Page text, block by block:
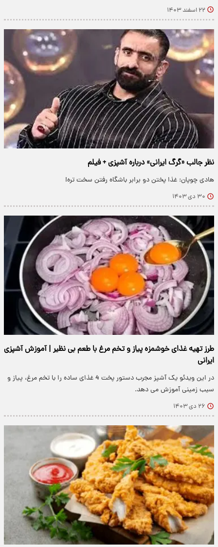
۲۲ اسفند ۱۴۰۳
نظر جالب «گرگ ایرانی» درباره آشپزی + فیلم
هادی چوپان: غذا پختن دو برابر باشگاه رفتن سخت تره!
۳۰ دی ۱۴۰۳
طرز تهیه غذای خوشمزه پیاز و تخم مرغ با طعم بی نظیر | آموزش آشپزی
ایرانی
در این ویدئو یک آشپز مجرب دستور پخت 4 غذای ساده را با تخم مرغ، پیاز و
سیب زمینی آموزش می دهد.
۲۶ دی ۱۴۰۳